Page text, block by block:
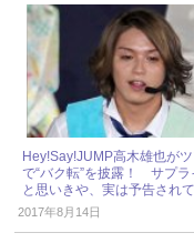
Hey!Say!JUMP高木雄也が
で“バク転”を披露！ サプラ
と思いきや、実は予告され
2017年8月14日